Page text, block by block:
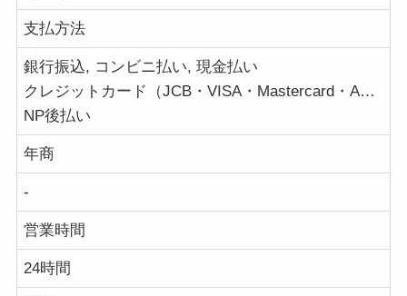
支払方法
銀行振込, コンビニ払い, 現金払い
クレジットカード（JCB・VISA・Mastercard・AMERICAN EXPRESS）
NP後払い
年商
-
営業時間
24時間